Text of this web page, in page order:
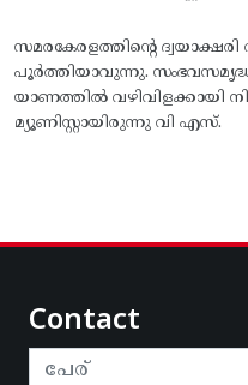
സമരകേരളത്തിൻ്റെ
പൂർത്തിയാവുന്നു.
യാണത്തിൽ വഴിവിളക്കായി
മ്യൂണിസ്റ്റായിരുന്നു വി എസ്.
Contact